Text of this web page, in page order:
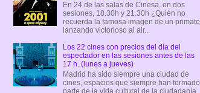
En 24 de las salas de Cinesa, en dos
sesiones, 18.30h y 21.30h ¿Quién no
recuerda la famosa imagen de un primate
lanzando victorioso al air...
Los 22 cines con precios del día del
espectador en las sesiones antes de las
17 h. (lunes a jueves)
Madrid ha sido siempre una ciudad de
cines, espacios que siempre han formado
parte de la vida cultural de la ciudadanía.